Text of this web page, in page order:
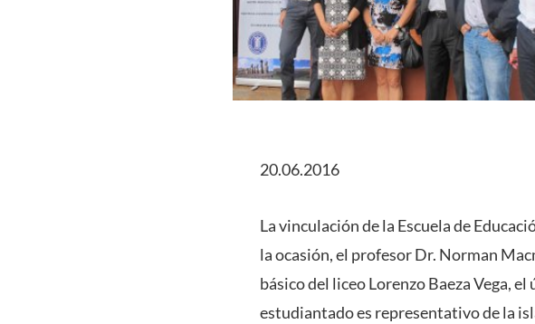
20.06.2016
La vinculación de la Escuela de
la ocasión, el profesor Dr. Norman
básico del liceo Lorenzo Baeza Vega,
estudiantado es representativo de la